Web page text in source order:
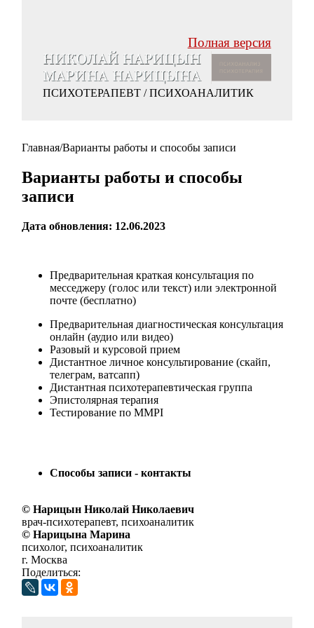
Полная версия
ПСИХОТЕРАПЕВТ / ПСИХОАНАЛИТИК
Главная/Варианты работы и способы записи
Варианты работы и способы
записи
Дата обновления: 12.06.2023
Предварительная краткая консультация по
месседжеру (голос или текст) или электронной
почте (бесплатно)
Предварительная диагностическая консультация
онлайн (аудио или видео)
Разовый и курсовой прием
Дистантное личное консультирование (скайп,
телеграм, ватсапп)
Дистантная психотерапевтическая группа
Эпистолярная терапия
Тестирование по MMPI
Способы записи - контакты
© Нарицын Николай Николаевич
врач-психотерапевт, психоаналитик
© Нарицына Марина
психолог, психоаналитик
г. Москва
Поделиться: